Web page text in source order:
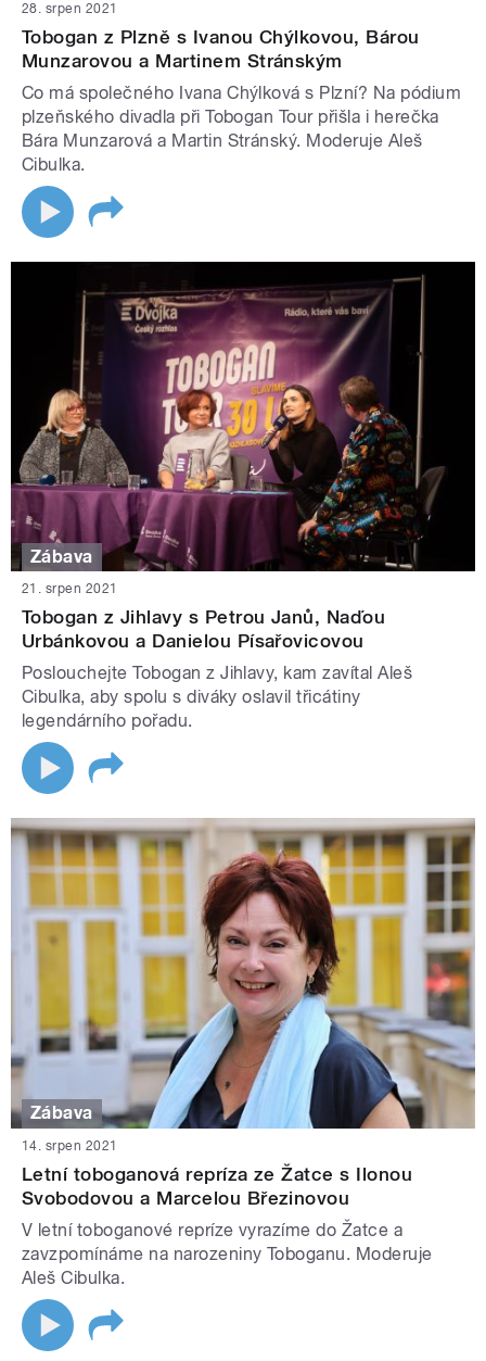
28. srpen 2021
Tobogan z Plzně s Ivanou Chýlkovou, Bárou
Munzarovou a Martinem Stránským
Co má společného Ivana Chýlková s Plzní? Na pódium
plzeňského divadla při Tobogan Tour přišla i herečka
Bára Munzarová a Martin Stránský. Moderuje Aleš
Cibulka.
Zábava
21. srpen 2021
Tobogan z Jihlavy s Petrou Janů, Naďou
Urbánkovou a Danielou Písařovicovou
Poslouchejte Tobogan z Jihlavy, kam zavítal Aleš
Cibulka, aby spolu s diváky oslavil třicátiny
legendárního pořadu.
Zábava
14. srpen 2021
Letní toboganová repríza ze Žatce s Ilonou
Svobodovou a Marcelou Březinovou
V letní toboganové repríze vyrazíme do Žatce a
zavzpomínáme na narozeniny Toboganu. Moderuje
Aleš Cibulka.